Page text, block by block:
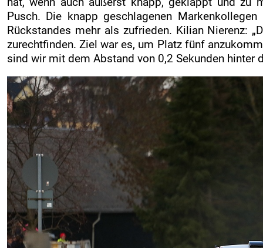
Pusch. Die knapp geschlagenen
Rückstandes mehr als zufrieden. Kilian Nierenz:
zurechtfinden. Ziel war es, um Platz fünf
sind wir mit dem Abstand von 0,2 Sekunden hinter